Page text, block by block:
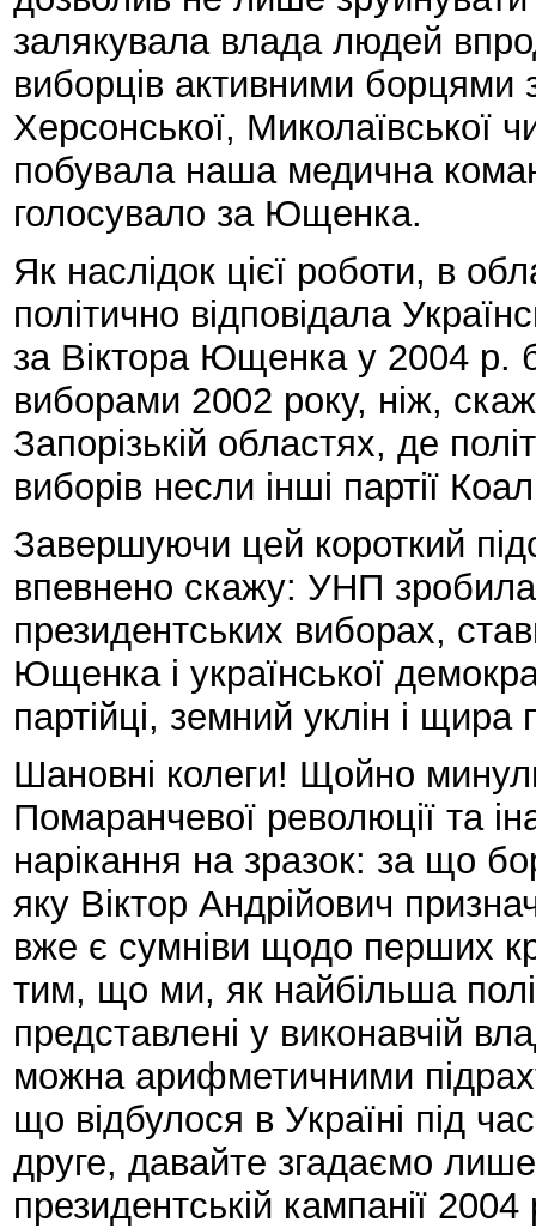
залякувала влада людей
виборців активними борцями
Херсонської, Миколаївської
побувала наша медична
голосувало за Ющенка.
Як наслідок цієї роботи, в
політично відповідала
за Віктора Ющенка у 2004 р.
виборами 2002 року, ніж,
Запорізькій областях, де
виборів несли інші партії
Завершуючи цей короткий
впевнено скажу: УНП
президентських виборах,
Ющенка і української
партійці, земний уклін і щира
Шановні колеги! Щойно
Помаранчевої революції та
нарікання на зразок: за що
яку Віктор Андрійович
вже є сумніви щодо перших
тим, що ми, як найбільша
представлені у виконавчій
можна арифметичними
що відбулося в Україні під
друге, давайте згадаємо
президентській кампанії 2004